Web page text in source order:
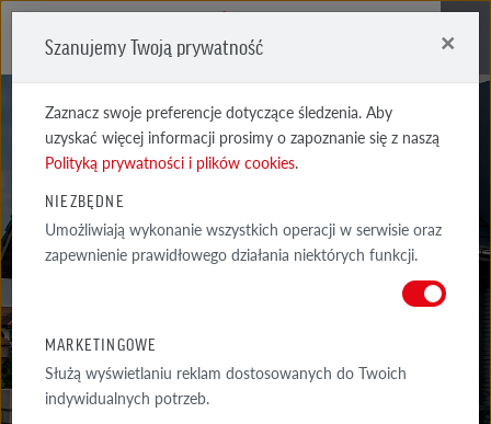
REALIZACJE
WYSELEKCJONOWANE PRZYKŁADY NAJCIEKAWSZYCH REALIZACJI
Szanujemy Twoją prywatność ×
Zaznacz swoje preferencje dotyczące śledzenia. Aby
uzyskać więcej informacji prosimy o zapoznanie się z naszą
Polityką prywatności i plików cookies.
NIEZBĘDNE
Umożliwiają wykonanie wszystkich operacji w serwisie oraz
zapewnienie prawidłowego działania niektórych funkcji.
MARKETINGOWE
Służą wyświetlaniu reklam dostosowanych do Twoich
indywidualnych potrzeb.